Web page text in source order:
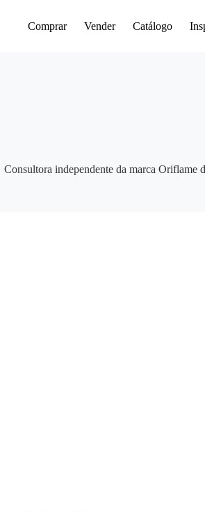
Comprar Vender Catálogo
Consultora independente da marca Oriflame